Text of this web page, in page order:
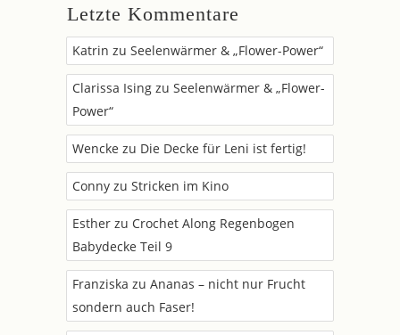
Letzte Kommentare
Katrin zu Seelenwärmer & „Flower-Power“
Clarissa Ising zu Seelenwärmer & „Flower-
Power“
Wencke zu Die Decke für Leni ist fertig!
Conny zu Stricken im Kino
Esther zu Crochet Along Regenbogen
Babydecke Teil 9
Franziska zu Ananas – nicht nur Frucht
sondern auch Faser!